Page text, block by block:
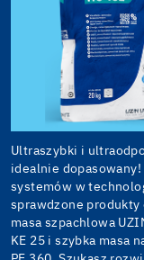
Ultraszybki i
idealnie dopasowany!
systemów w
sprawdzone produkty
masa szpachlowa
KE 25 i szybka masa